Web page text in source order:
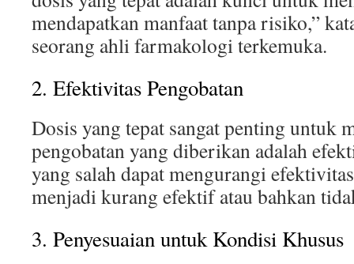
mendapatkan manfaat tanpa risiko,”
seorang ahli farmakologi terkemuka.
2. Efektivitas Pengobatan
Dosis yang tepat sangat penting untuk
pengobatan yang diberikan adalah
yang salah dapat mengurangi
menjadi kurang efektif atau bahkan
3. Penyesuaian untuk Kondisi Khusus